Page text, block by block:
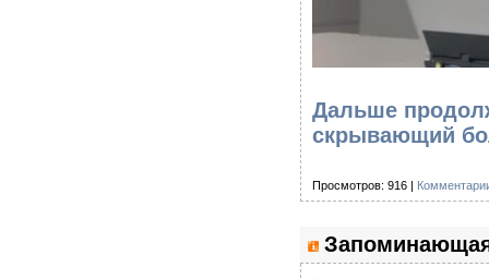
Дальше
скрывающий
Просмотров: 916 |